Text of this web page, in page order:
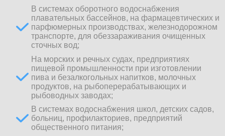
В системах оборотного водоснабжения
плавательных бассейнов, на фармацевтических и
парфюмерных производствах, железнодорожном
транспорте, для обеззараживания очищенных
сточных вод;
На морских и речных судах, предприятиях
пищевой промышленности при изготовлении
пива и безалкогольных напитков, молочных
продуктов, на рыбоперерабатывающих и
рыбоводных заводах;
В системах водоснабжения школ, детских садов,
больниц, профилакториев, предприятий
общественного питания;